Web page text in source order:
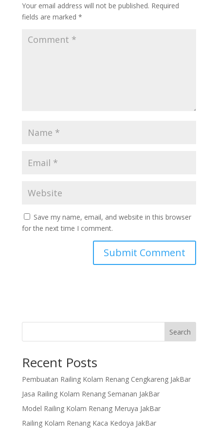
Your email address will not be published. Required
fields are marked *
Save my name, email, and website in this browser
for the next time I comment.
Search
Recent Posts
Pembuatan Railing Kolam Renang Cengkareng JakBar
Jasa Railing Kolam Renang Semanan JakBar
Model Railing Kolam Renang Meruya JakBar
Railing Kolam Renang Kaca Kedoya JakBar